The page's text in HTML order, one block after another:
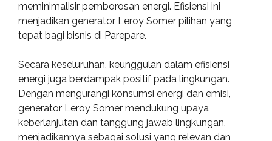
meminimalisir pemborosan energi. Efisiensi ini
menjadikan generator Leroy Somer pilihan yang
tepat bagi bisnis di Parepare.
Secara keseluruhan, keunggulan dalam efisiensi
energi juga berdampak positif pada lingkungan.
Dengan mengurangi konsumsi energi dan emisi,
generator Leroy Somer mendukung upaya
keberlanjutan dan tanggung jawab lingkungan,
menjadikannya sebagai solusi yang relevan dan